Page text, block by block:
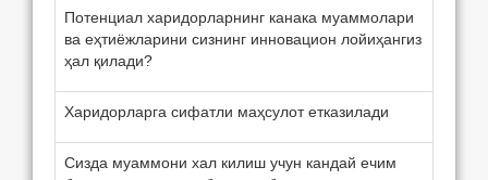
Потенциал харидорларнинг канака муаммолари
ва eҳтиёжларини сизнинг инновацион лойиҳангиз
ҳал қилади?
Харидорларга сифатли маҳсулот етказилади
Сизда муаммони хал килиш учун кандай ечим